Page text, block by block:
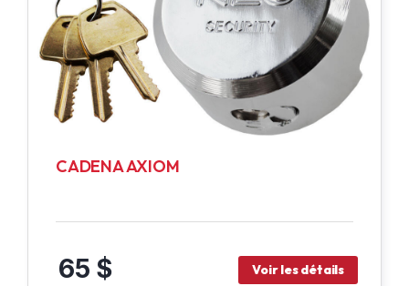
CADENA AXIOM
65 $ Voir les détails